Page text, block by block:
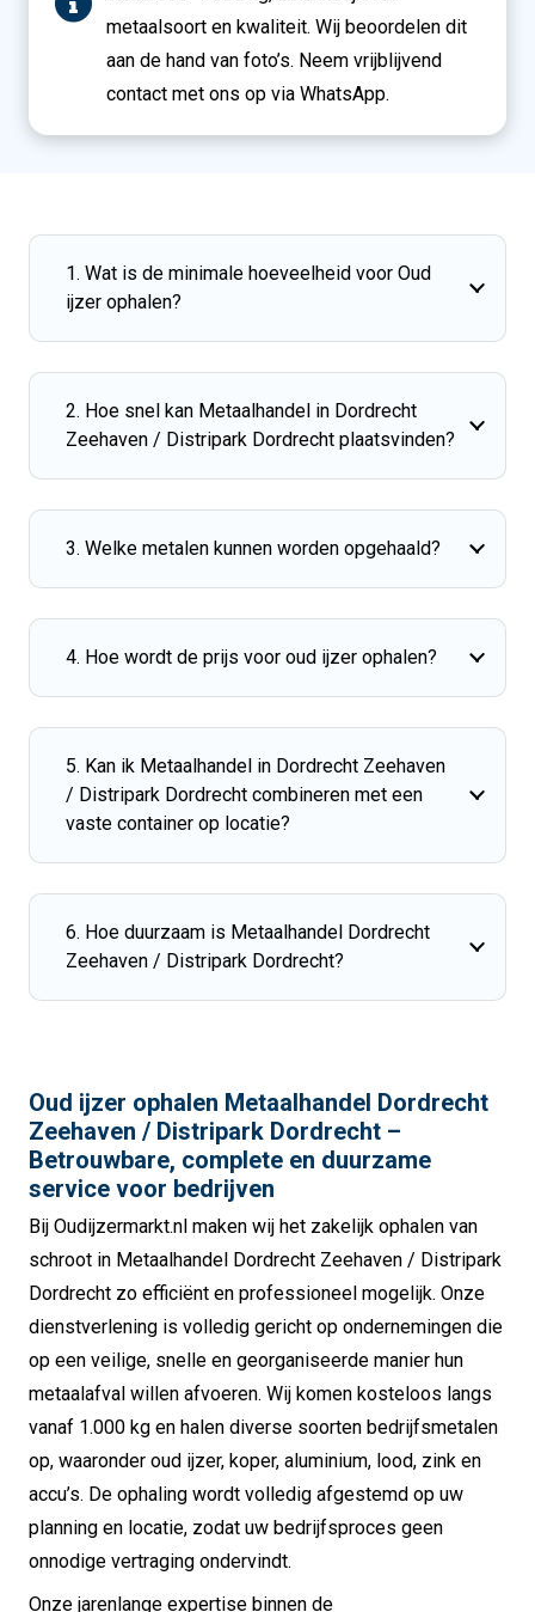
metaalsoort en kwaliteit. Wij beoordelen dit
aan de hand van foto’s. Neem vrijblijvend
contact met ons op via WhatsApp.
1. Wat is de minimale hoeveelheid voor Oud
ijzer ophalen?
2. Hoe snel kan Metaalhandel in Dordrecht
Zeehaven / Distripark Dordrecht plaatsvinden?
3. Welke metalen kunnen worden opgehaald?
4. Hoe wordt de prijs voor oud ijzer ophalen?
5. Kan ik Metaalhandel in Dordrecht Zeehaven
/ Distripark Dordrecht combineren met een
vaste container op locatie?
6. Hoe duurzaam is Metaalhandel Dordrecht
Zeehaven / Distripark Dordrecht?
Oud ijzer ophalen Metaalhandel Dordrecht
Zeehaven / Distripark Dordrecht –
Betrouwbare, complete en duurzame
service voor bedrijven
Bij Oudijzermarkt.nl maken wij het zakelijk ophalen van
schroot in Metaalhandel Dordrecht Zeehaven / Distripark
Dordrecht zo efficiënt en professioneel mogelijk. Onze
dienstverlening is volledig gericht op ondernemingen die
op een veilige, snelle en georganiseerde manier hun
metaalafval willen afvoeren. Wij komen kosteloos langs
vanaf 1.000 kg en halen diverse soorten bedrijfsmetalen
op, waaronder oud ijzer, koper, aluminium, lood, zink en
accu’s. De ophaling wordt volledig afgestemd op uw
planning en locatie, zodat uw bedrijfsproces geen
onnodige vertraging ondervindt.
Onze jarenlange expertise binnen de